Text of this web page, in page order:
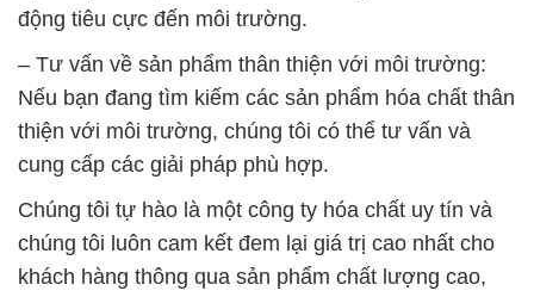
động tiêu cực đến môi trường.
– Tư vấn về sản phẩm thân thiện với môi trường:
Nếu bạn đang tìm kiếm các sản phẩm hóa chất thân
thiện với môi trường, chúng tôi có thể tư vấn và
cung cấp các giải pháp phù hợp.
Chúng tôi tự hào là một công ty hóa chất uy tín và
chúng tôi luôn cam kết đem lại giá trị cao nhất cho
khách hàng thông qua sản phẩm chất lượng cao,